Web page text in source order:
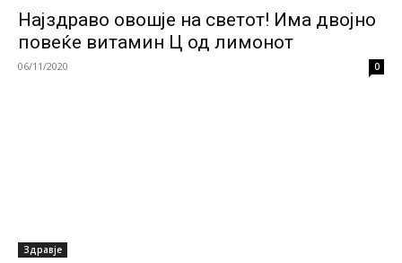
Најздраво овошје на светот! Има двојно
повеќе витамин Ц од лимонот
06/11/2020 0
Здравје